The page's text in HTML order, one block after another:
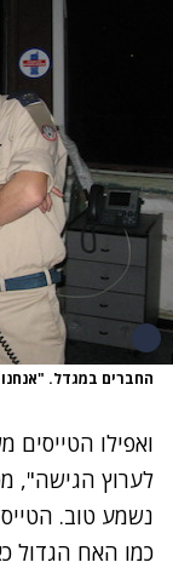
החברים במגדל. "אנחנו
ואפילו
לערוץ הגישה",
נשמע טוב.
כמו האח הגדול